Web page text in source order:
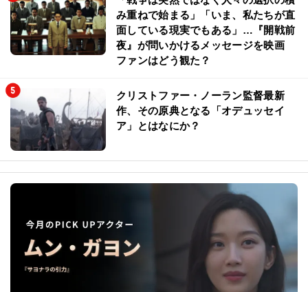
み重ねで始まる」「いま、私たちが直
面している現実でもある」…『開戦前
夜』が問いかけるメッセージを映画
ファンはどう観た？
クリストファー・ノーラン監督最新
作、その原典となる「オデュッセイ
ア」とはなにか？